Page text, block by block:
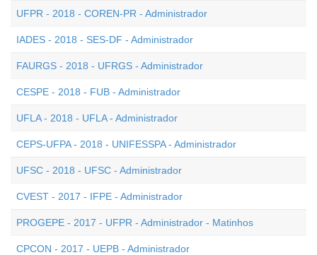
UFPR - 2018 - COREN-PR - Administrador
IADES - 2018 - SES-DF - Administrador
FAURGS - 2018 - UFRGS - Administrador
CESPE - 2018 - FUB - Administrador
UFLA - 2018 - UFLA - Administrador
CEPS-UFPA - 2018 - UNIFESSPA - Administrador
UFSC - 2018 - UFSC - Administrador
CVEST - 2017 - IFPE - Administrador
PROGEPE - 2017 - UFPR - Administrador - Matinhos
CPCON - 2017 - UEPB - Administrador